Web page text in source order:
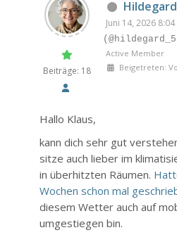
Beiträge: 18
Juni 14, 2026 8:04
Active Member
Beigetreten:
Hallo Klaus,
kann dich sehr gut
sitze auch lieber im
in überhitzten Räumen.
Wochen schon mal
diesem Wetter auch auf
umgestiegen bin.